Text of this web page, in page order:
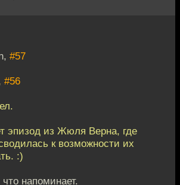
#57
#56
эпизод из Жюля Верна, где
к возможности их
:)
напоминает.